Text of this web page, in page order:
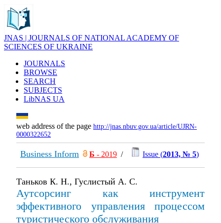
JNAS | JOURNALS OF NATIONAL ACADEMY OF
SCIENCES OF UKRAINE
JOURNALS
BROWSE
SEARCH
SUBJECTS
LibNAS UA
web address of the page http://jnas.nbuv.gov.ua/article/UJRN-
0000322652
Business Inform Б - 2019 / Issue (2013, № 5)
Таньков К. Н., Гуслистый А. С.
Аутсорсинг как инструмент
эффективного управления процессом
туристического обслуживания